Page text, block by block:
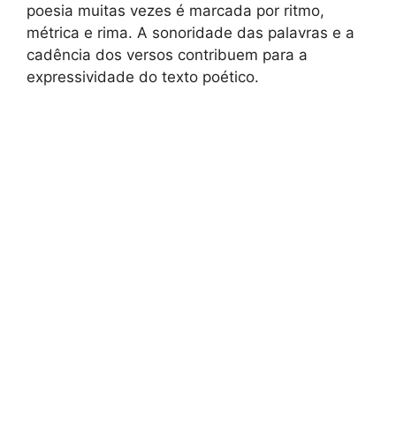
poesia muitas vezes é marcada por ritmo,
métrica e rima. A sonoridade das palavras e a
cadência dos versos contribuem para a
expressividade do texto poético.